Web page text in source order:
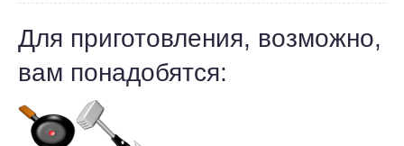
Для приготовления, возможно,
вам понадобятся: